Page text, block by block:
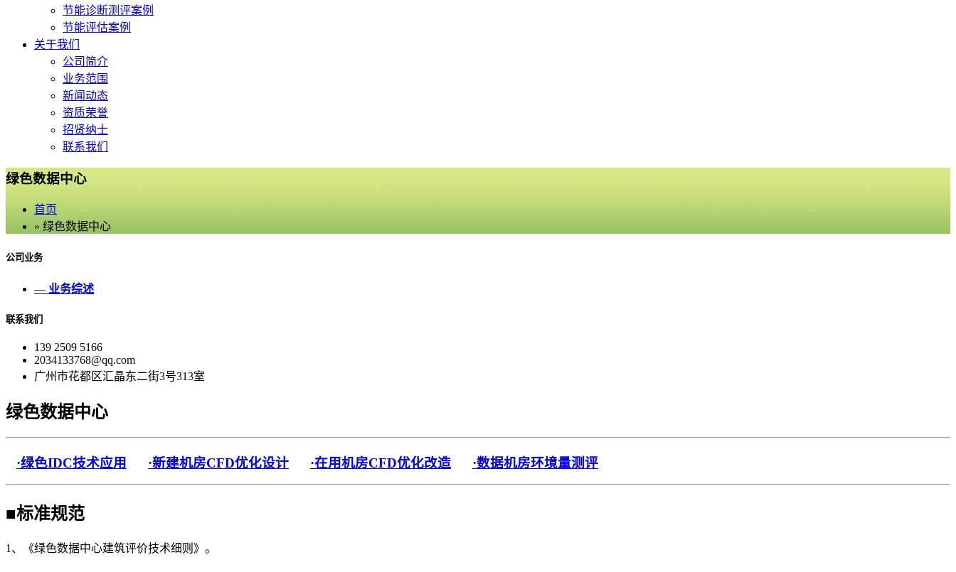
节能诊断测评案例
节能评估案例
关于我们
公司简介
业务范围
新闻动态
资质荣誉
招贤纳士
联系我们
绿色数据中心
首页
» 绿色数据中心
公司业务
— 业务综述
联系我们
139 2509 5166
2034133768@qq.com
广州市花都区汇晶东二街3号313室
绿色数据中心
·绿色IDC技术应用 ·新建机房CFD优化设计 ·在用机房CFD优化改造 ·数据机房环境量测评
■标准规范
1、《绿色数据中心建筑评价技术细则》。